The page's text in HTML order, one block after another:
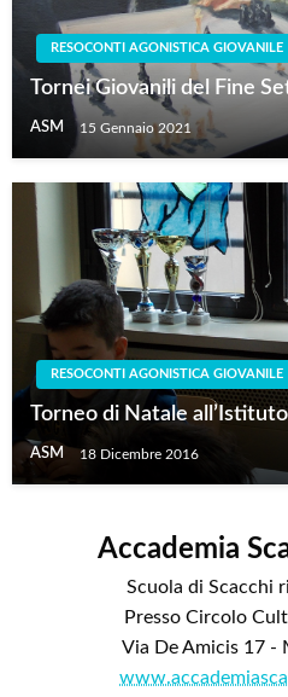
RESOCONTI AGONISTICA GIOVANILE
Tornei Giovanili del Fine
ASM 15 Gennaio 2021
RESOCONTI AGONISTICA GIOVANILE
Torneo di Natale
ASM 18 Dicembre 2016
Accademia
Scuola di Scacchi
Presso Circolo
Via De Amicis 17 -